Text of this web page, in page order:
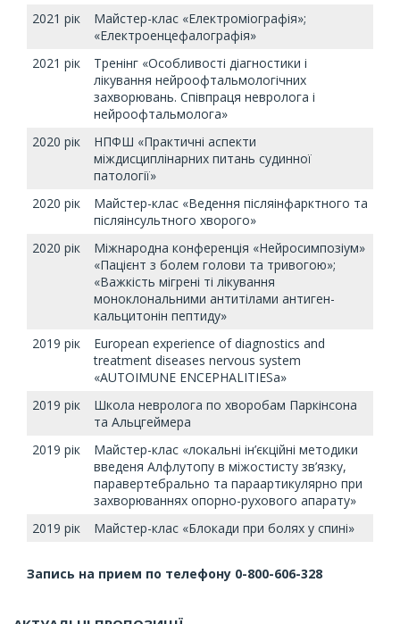
2021 рік
Майстер-клас «Електроміографія»;
«Електроенцефалографія»
2021 рік
Тренінг «Особливості діагностики і
лікування нейроофтальмологічних
захворювань. Співпраця невролога і
нейроофтальмолога»
2020 рік
НПФШ «Практичні аспекти
міждисциплінарних питань судинної
патології»
2020 рік
Майстер-клас «Ведення післяінфарктного та
післяінсультного хворого»
2020 рік
Міжнародна конференція «Нейросимпозіум»
«Пацієнт з болем голови та тривогою»;
«Важкість мігрені ті лікування
моноклональними антитілами антиген-
кальцитонін пептиду»
2019 рік
European experience of diagnostics and
treatment diseases nervous system
«AUTOIMUNE ENCEPHALITIESa»
2019 рік
Школа невролога по хворобам Паркінсона
та Альцгеймера
2019 рік
Майстер-клас «локальні ін’єкційні методики
введеня Алфлутопу в міжостисту зв’язку,
паравертебрально та параартикулярно при
захворюваннях опорно-рухового апарату»
2019 рік
Майстер-клас «Блокади при болях у спині»
Запись на прием по телефону 0-800-606-328